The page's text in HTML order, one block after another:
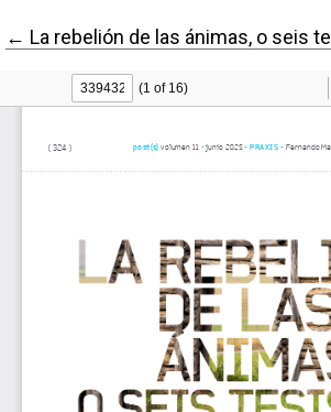
← Volver a los detalles del artículo
La rebelión de las ánimas, o seis tesis sobre la tierra prometida